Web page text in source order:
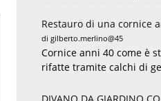
Restauro di una cornice
di gilberto.merlino@45
Cornice anni 40 come è
rifatte tramite calchi di